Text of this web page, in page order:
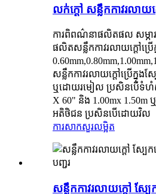
លក់ក្តៅ សន្លឹកកាវរលាយក្
ការពិពណ៌នាផលិតផល សម្ភារ
ផលិតសន្លឹកកាវរលាយក្តៅប្រើ
សន្លឹកកាវរលាយក្តៅប្រើក្នុង
ឬដោយរមៀល ប្រសិនបើទំហំស
X 60" និង 1.00mx 1.50m
អតិថិជន ប្រសិនបើដោយវិល
ការសាកសួរលម្អិត
សន្លឹកកាវរលាយក្តៅ ស្ប